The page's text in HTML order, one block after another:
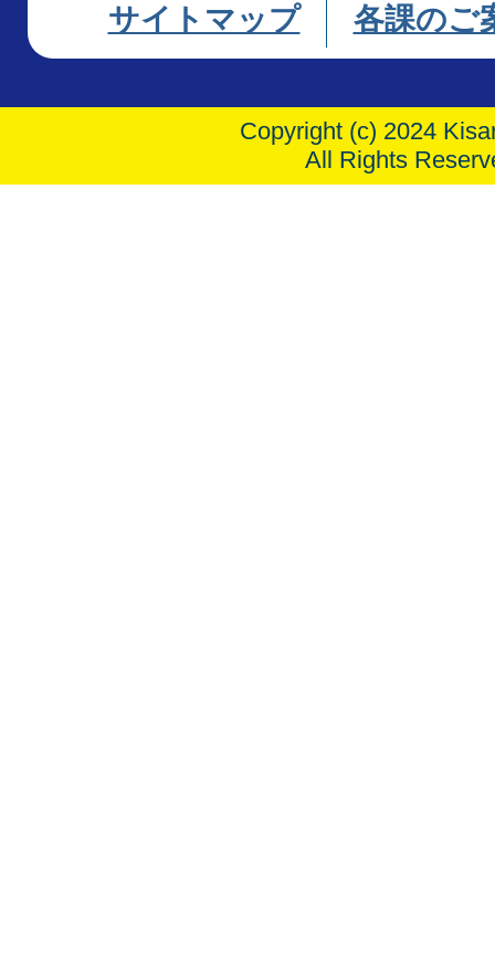
サイトマップ
各課のご
Copyright (c) 2024
All Rights